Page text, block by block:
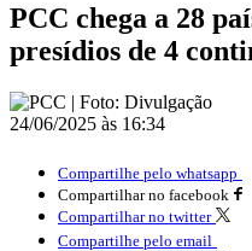
PCC chega a 28
presídios de 4
24/06/2025 às 16:34
Compartilhe pelo whatsapp
Compartilhar no facebook
Compartilhar no twitter
Compartilhe pelo email